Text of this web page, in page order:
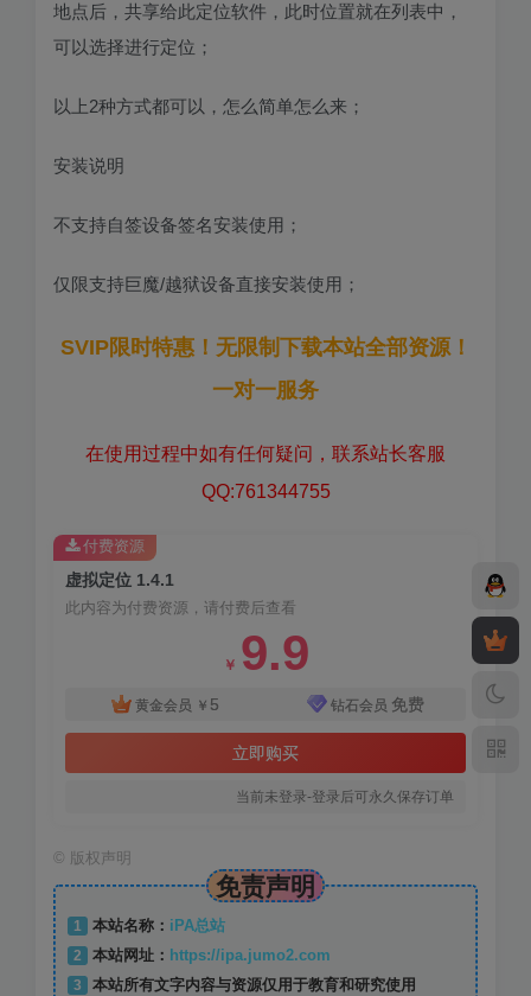
地点后，共享给此定位软件，此时位置就在列表中，
可以选择进行定位；
以上2种方式都可以，怎么简单怎么来；
安装说明
不支持自签设备签名安装使用；
仅限支持巨魔/越狱设备直接安装使用；
SVIP限时特惠！无限制下载本站全部资源！
一对一服务
在使用过程中如有任何疑问，联系站长客服
QQ:761344755
虚拟定位 1.4.1
此内容为付费资源，请付费后查看
￥ 9.9
黄金会员 ￥ 5 钻石会员 免费
立即购买
当前未登录-登录后可永久保存订单
付费资源
© 版权声明
免责声明
1 本站名称： iPA总站
2
本站网址： https://ipa.jumo2.com
3
本站所有文字内容与资源仅用于教育和研究使用